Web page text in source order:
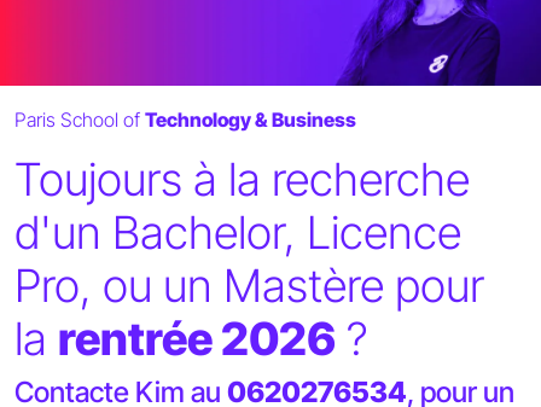
Paris School of Technology & Business
Toujours à la recherche
d'un Bachelor, Licence
Pro, ou un Mastère pour
la rentrée 2026 ?
Contacte Kim au 0620276534, pour un